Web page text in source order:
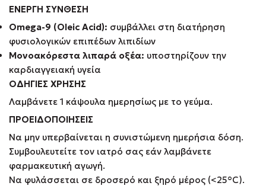
ΕΝΕΡΓΗ ΣΥΝΘΕΣΗ
Omega-9 (Oleic Acid): συμβάλλει στη διατήρηση
φυσιολογικών επιπέδων λιπιδίων
Μονοακόρεστα λιπαρά οξέα: υποστηρίζουν την
καρδιαγγειακή υγεία
ΟΔΗΓΙΕΣ ΧΡΗΣΗΣ
Λαμβάνετε 1 κάψουλα ημερησίως με το γεύμα.
ΠΡΟΕΙΔΟΠΟΙΗΣΕΙΣ
Να μην υπερβαίνεται η συνιστώμενη ημερήσια δόση.
Συμβουλευτείτε τον ιατρό σας εάν λαμβάνετε
φαρμακευτική αγωγή.
Να φυλάσσεται σε δροσερό και ξηρό μέρος (<25°C).